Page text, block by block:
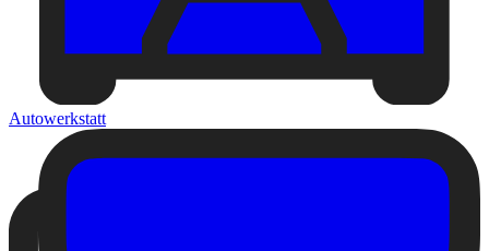
Autowerkstatt